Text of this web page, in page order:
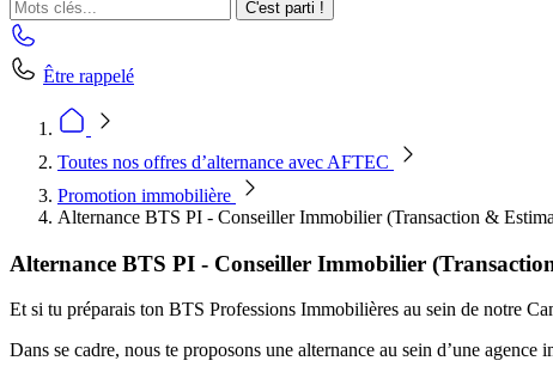
C'est parti !
Être rappelé
Toutes nos offres d’alternance avec AFTEC
Promotion immobilière
Alternance BTS PI - Conseiller Immobilier (Transaction &
Alternance BTS PI - Conseiller Immobilier
Et si tu préparais ton BTS Professions Immobilières au sein de notre
Dans se cadre, nous te proposons une alternance au sein d’une